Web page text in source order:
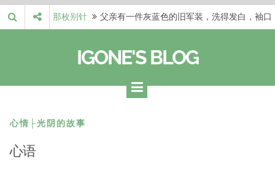
Skip
to
那枚别针
父亲有一件灰蓝色的旧军装，洗得发白，袖口
自己的生活和命…
梁冬 |…
梁冬：有一些人在某个阶段掌握了第一性原
理，完成了一次彻…
梁冬 |…
梁冬：总还有那么百分之一的人，既不努力，
IGONE'S BLOG
心情├光阴的故事
心语